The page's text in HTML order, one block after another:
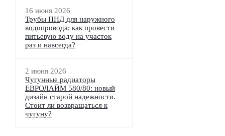
16 июня 2026
Трубы ПНД для наружного
водопровода: как провести
питьевую воду на участок
раз и навсегда?
2 июня 2026
Чугунные радиаторы
ЕВРОЛАЙМ 580/80: новый
дизайн старой надежности.
Стоит ли возвращаться к
чугуну?